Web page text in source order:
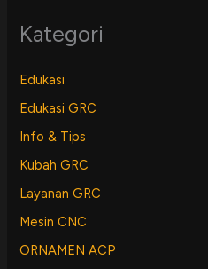
Kategori
Edukasi
Edukasi GRC
Info & Tips
Kubah GRC
Layanan GRC
Mesin CNC
ORNAMEN ACP